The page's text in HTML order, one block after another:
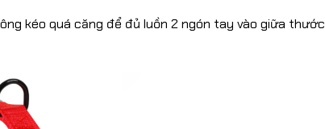
kéo quá căng để đủ luồn 2 ngón tay vào giữa thước